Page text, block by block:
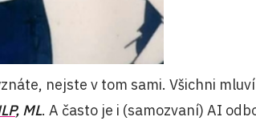
nejste v tom sami. Všichni
, ML. A často je i (samozvaní) AI